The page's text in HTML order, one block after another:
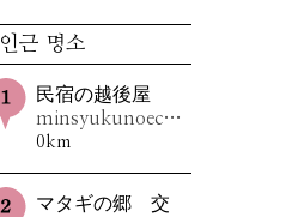
인근 명소
民宿の越後屋
minsyukunoechigoya
0km
マタギの郷 交